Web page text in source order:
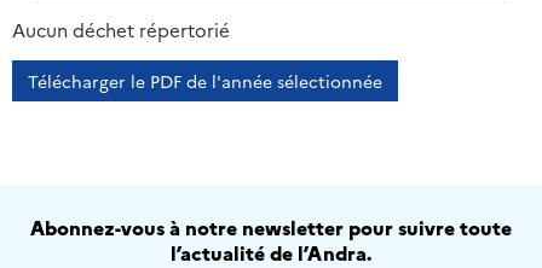
2013 2014
Aucun déchet répertorié
Télécharger le PDF de l'année sélectionnée
Abonnez-vous à notre newsletter pour suivre toute
l’actualité de l’Andra.